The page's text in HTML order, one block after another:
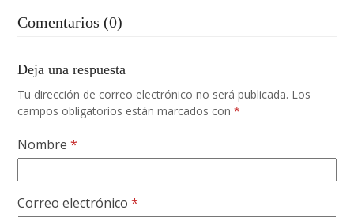
Comentarios (0)
Deja una respuesta
Tu dirección de correo electrónico no será publicada. Los
campos obligatorios están marcados con*
Nombre*
Correo electrónico*